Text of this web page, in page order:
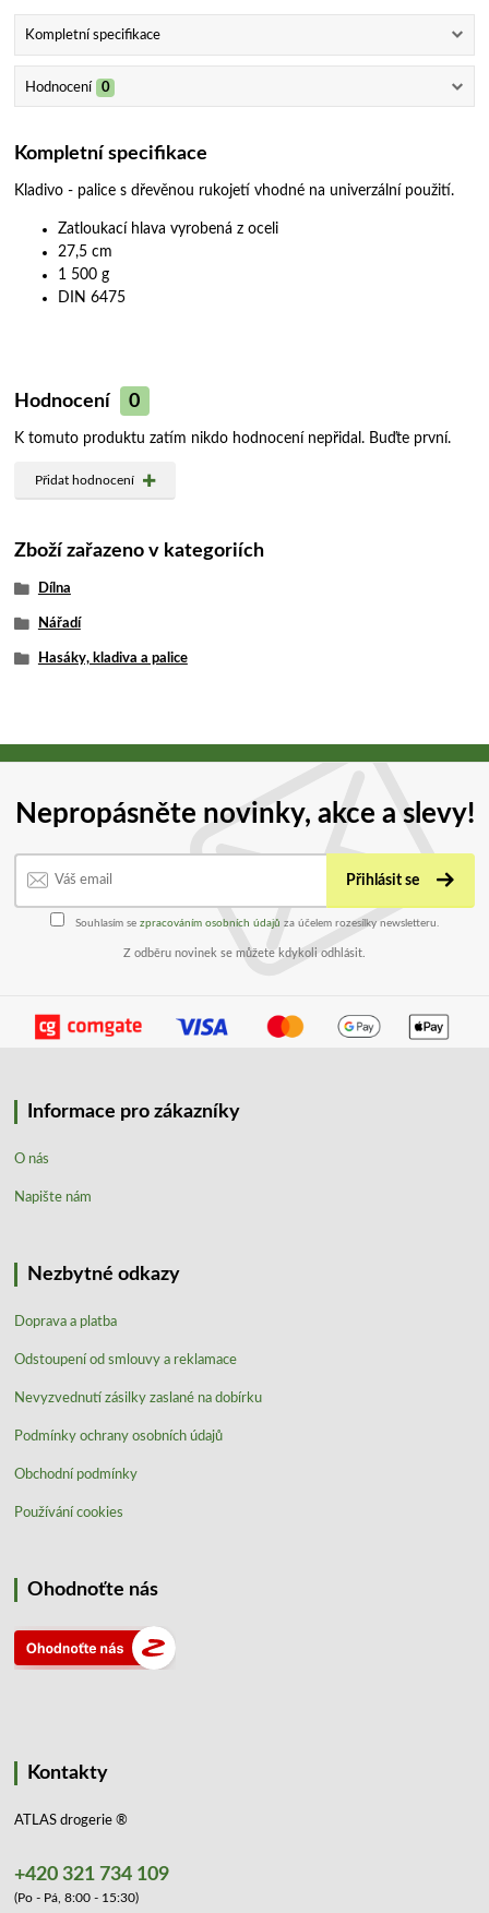
Kompletní specifikace
Hodnocení 0
Kompletní specifikace
Kladivo - palice s dřevěnou rukojetí vhodné na univerzální použití.
Zatloukací hlava vyrobená z oceli
27,5 cm
1 500 g
DIN 6475
Hodnocení 0
K tomuto produktu zatím nikdo hodnocení nepřidal. Buďte první.
Přidat hodnocení
Zboží zařazeno v kategoriích
Dílna
Nářadí
Hasáky, kladiva a palice
Nepropásněte novinky, akce a slevy!
Přihlásit se
Souhlasím se zpracováním osobních údajů za účelem rozesílky newsletteru.
Z odběru novinek se můžete kdykoli odhlásit.
Informace pro zákazníky
O nás
Napište nám
Nezbytné odkazy
Doprava a platba
Odstoupení od smlouvy a reklamace
Nevyzvednutí zásilky zaslané na dobírku
Podmínky ochrany osobních údajů
Obchodní podmínky
Používání cookies
Ohodnoťte nás
Kontakty
ATLAS drogerie ®
+420 321 734 109
(Po - Pá, 8:00 - 15:30)